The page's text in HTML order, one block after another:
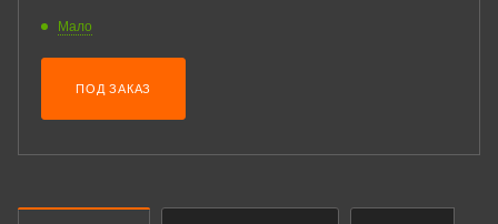
Мало
ПОД ЗАКАЗ